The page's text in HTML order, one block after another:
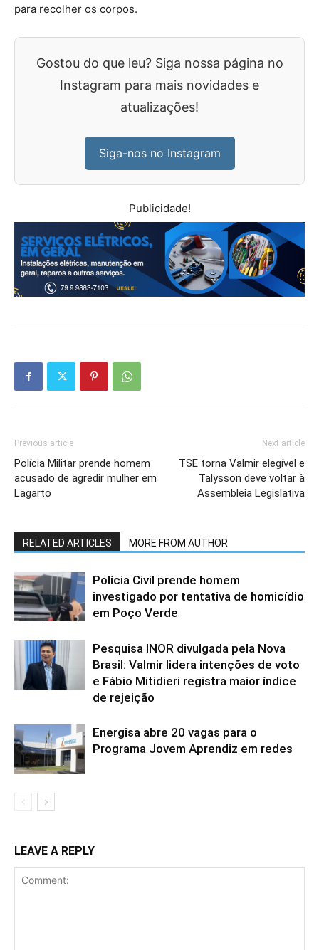
para recolher os corpos.
Gostou do que leu? Siga nossa página no
Instagram para mais novidades e
atualizações!
Siga-nos no Instagram
Publicidade!
Previous article
Polícia Militar prende homem
acusado de agredir mulher em
Lagarto
Next article
TSE torna Valmir elegível e
Talysson deve voltar à
Assembleia Legislativa
RELATED ARTICLES MORE FROM AUTHOR
Polícia Civil prende homem
investigado por tentativa de homicídio
em Poço Verde
Pesquisa INOR divulgada pela Nova
Brasil: Valmir lidera intenções de voto
e Fábio Mitidieri registra maior índice
de rejeição
Energisa abre 20 vagas para o
Programa Jovem Aprendiz em redes
LEAVE A REPLY